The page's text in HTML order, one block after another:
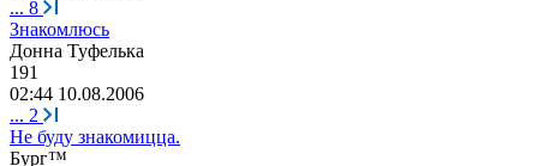
... 8
Знакомлюсь
Донна Туфелька
191
02:44 10.08.2006
... 2
Не буду знакомицца.
Бург™